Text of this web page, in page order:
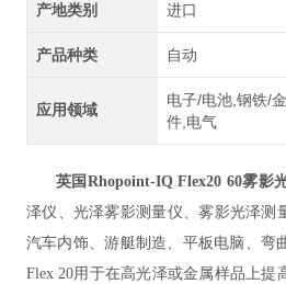
产地类别 进口
产品种类 自动
应用领域
电子/电池,钢铁/
件,电气
英国Rhopoint-IQ Flex20 60雾影
泽仪、光泽雾影测量仪、雾影光泽测
汽车内饰、游艇制造、平板电脑、弯
Flex 20用于在高光泽或金属样品上提